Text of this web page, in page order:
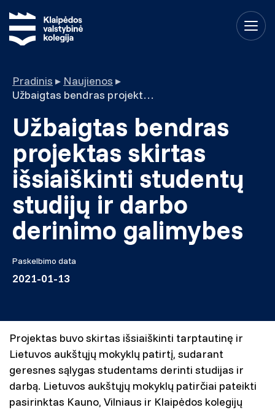
Pradinis ▸ Naujienos ▸
Užbaigtas bendras projektas skirtas išsiaiškinti studentų studijų ir darbo derinimo galimybes
Užbaigtas bendras
projektas skirtas
išsiaiškinti studentų
studijų ir darbo
derinimo galimybes
Paskelbimo data
2021-01-13
Projektas buvo skirtas išsiaiškinti tarptautinę ir
Lietuvos aukštųjų mokyklų patirtį, sudarant
geresnes sąlygas studentams derinti studijas ir
darbą. Lietuvos aukštųjų mokyklų patirčiai pateikti
pasirinktas Kauno, Vilniaus ir Klaipėdos kolegijų